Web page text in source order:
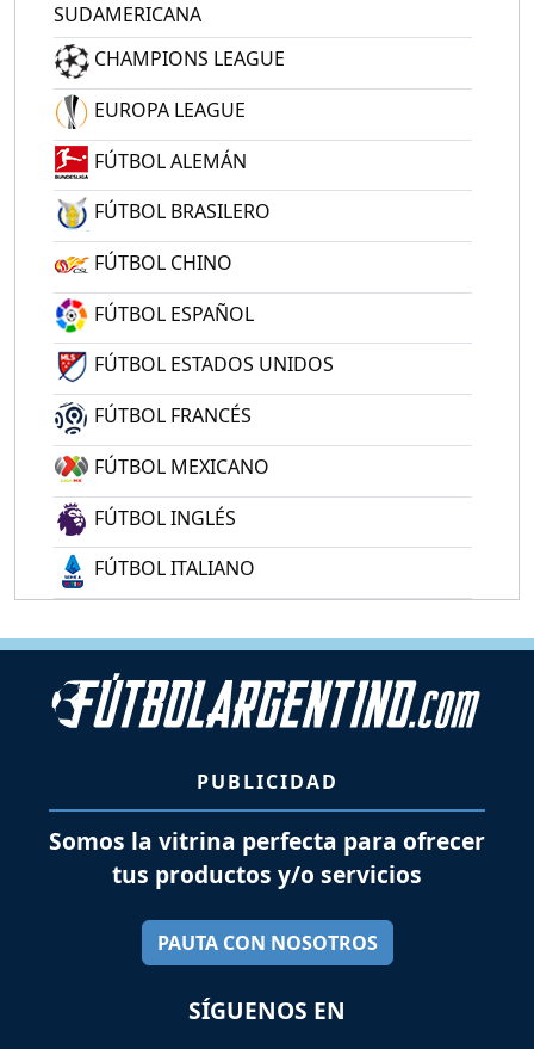
SUDAMERICANA
CHAMPIONS LEAGUE
EUROPA LEAGUE
FÚTBOL ALEMÁN
FÚTBOL BRASILERO
FÚTBOL CHINO
FÚTBOL ESPAÑOL
FÚTBOL ESTADOS UNIDOS
FÚTBOL FRANCÉS
FÚTBOL MEXICANO
FÚTBOL INGLÉS
FÚTBOL ITALIANO
PUBLICIDAD
Somos la vitrina perfecta para ofrecer
tus productos y/o servicios
PAUTA CON NOSOTROS
SÍGUENOS EN